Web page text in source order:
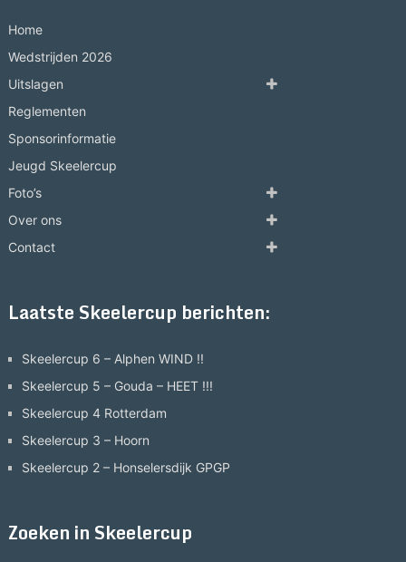
Home
Wedstrijden 2026
Uitslagen
Reglementen
Sponsorinformatie
Jeugd Skeelercup
Foto’s
Over ons
Contact
Laatste Skeelercup berichten:
Skeelercup 6 – Alphen WIND !!
Skeelercup 5 – Gouda – HEET !!!
Skeelercup 4 Rotterdam
Skeelercup 3 – Hoorn
Skeelercup 2 – Honselersdijk GPGP
Zoeken in Skeelercup